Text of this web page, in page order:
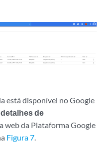
está disponível no Google
detalhes de
web da Plataforma Google
Figura 7.